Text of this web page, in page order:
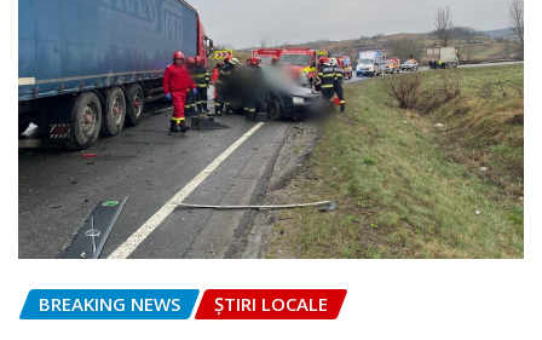
BREAKING NEWS ȘTIRI LOCALE